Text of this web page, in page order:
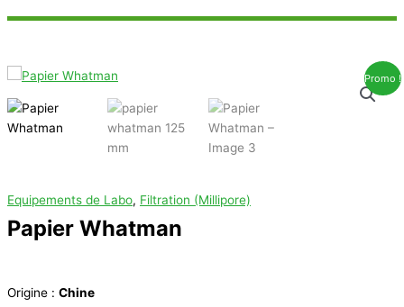
Equipements de Labo, Filtration (Millipore)
Papier Whatman
Origine : Chine
Promo !